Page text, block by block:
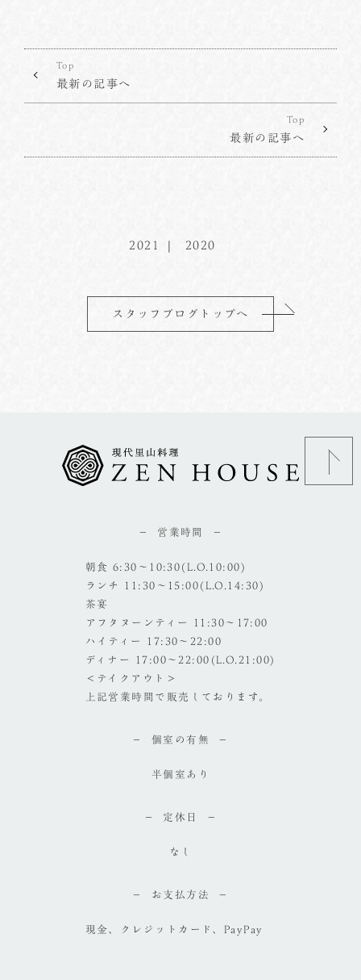
Top
最新の記事へ
Top
最新の記事へ
2021 2020
スタッフブログトップへ
営業時間
朝食 6:30～10:30(L.O.10:00)
ランチ 11:30～15:00(L.O.14:30)
茶宴
アフタヌーンティー 11:30～17:00
ハイティー 17:30～22:00
ディナー 17:00～22:00(L.O.21:00)
＜テイクアウト＞
上記営業時間で販売しております。
個室の有無
半個室あり
定休日
なし
お支払方法
現金、クレジットカード、PayPay